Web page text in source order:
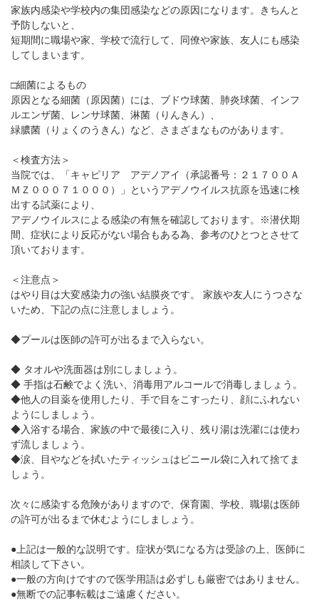
家族内感染や学校内の集団感染などの原因になります。きちんと
予防しないと、
短期間に職場や家、学校で流行して、同僚や家族、友人にも感染
してしまいます。
□細菌によるもの
原因となる細菌（原因菌）には、ブドウ球菌、肺炎球菌、インフ
ルエンザ菌、レンサ球菌、淋菌（りんきん）、
緑膿菌（りょくのうきん）など、さまざまなものがあります。
＜検査方法＞
当院では、「キャピリア アデノアイ（承認番号：２１７００Ａ
ＭＺ０００７１０００）」というアデノウイルス抗原を迅速に検
出する試薬により、
アデノウイルスによる感染の有無を確認しております。※潜伏期
間、症状により反応がない場合もある為、参考のひとつとさせて
頂いております。
＜注意点＞
はやり目は大変感染力の強い結膜炎です。 家族や友人にうつさな
いため、下記の点に注意しましょう。
◆プールは医師の許可が出るまで入らない。
◆ タオルや洗面器は別にしましょう。
◆ 手指は石鹸でよく洗い、消毒用アルコールで消毒しましょう。
◆他人の目薬を使用したり、手で目をこすったり、顔にふれない
ようにしましょう。
◆入浴する場合、家族の中で最後に入り、残り湯は洗濯には使わ
ず流しましょう。
◆涙、目やなどを拭いたティッシュはビニール袋に入れて捨てま
しょう。
次々に感染する危険がありますので、保育園、学校、職場は医師
の許可が出るまで休むようにしましょう。
●上記は一般的な説明です。症状が気になる方は受診の上、医師に
相談して下さい。
●一般の方向けですので医学用語は必ずしも厳密ではありません。
●無断での記事転載はご遠慮ください。